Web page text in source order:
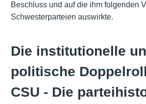
Beschluss und auf die ihm folgenden
Schwesterparteien auswirkte.
Die institutionelle
politische
CSU - Die